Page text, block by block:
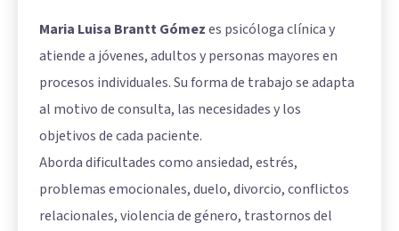
Maria Luisa Brantt Gómezes psicóloga clínica y
atiende a jóvenes, adultos y personas mayores en
procesos individuales. Su forma de trabajo se adapta
al motivo de consulta, las necesidades y los
objetivos de cada paciente.
Aborda dificultades como ansiedad, estrés,
problemas emocionales, duelo, divorcio, conflictos
relacionales, violencia de género, trastornos del